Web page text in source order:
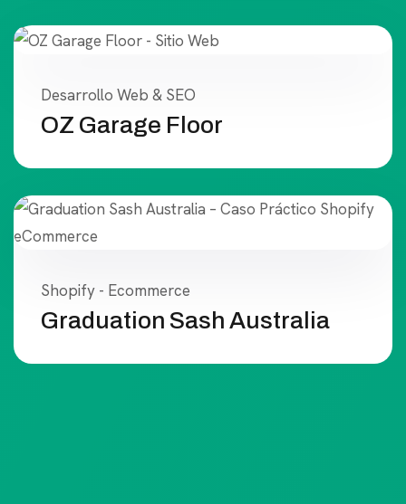
Desarrollo Web & SEO
OZ Garage Floor
Shopify - Ecommerce
Graduation Sash Australia